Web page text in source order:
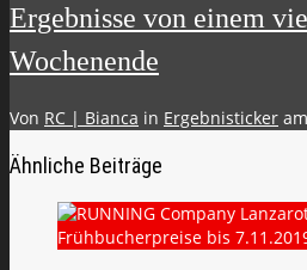
Ergebnisse von einem
Wochenende
Von RC | Bianca in Ergebnisticker am
Ähnliche Beiträge